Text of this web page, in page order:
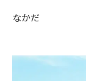
なかだ